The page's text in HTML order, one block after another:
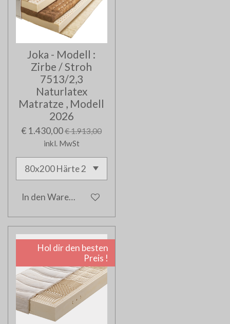
Joka - Modell :
Zirbe / Stroh
7513/2,3
Naturlatex
Matratze , Modell
2026
€ 1.430,00€ 1.913,00
inkl. MwSt
In den Warenkorb
Hol dir den besten
Preis !